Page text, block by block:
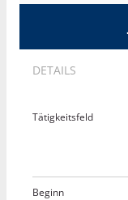
DETAILS
Tätigkeitsfeld
Beginn